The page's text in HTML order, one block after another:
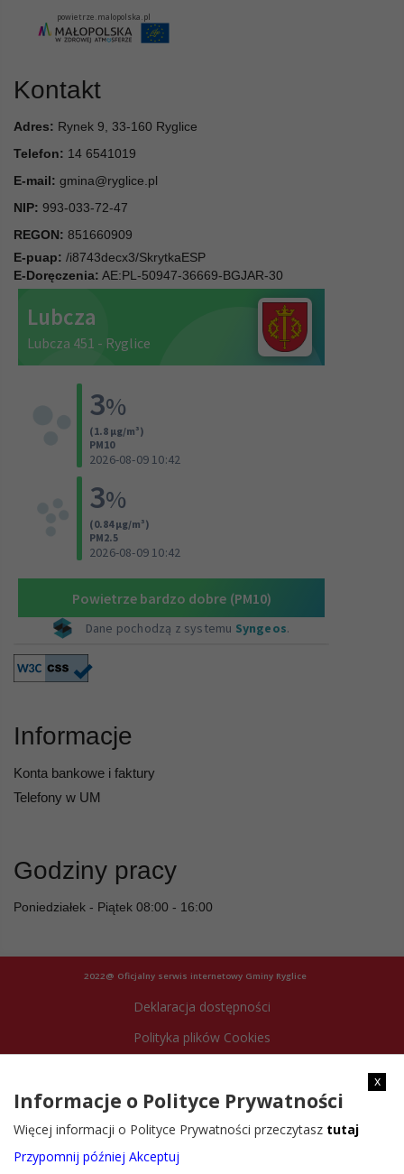
Kontakt
Adres: Rynek 9, 33-160 Ryglice
Telefon: 14 6541019
E-mail: gmina@ryglice.pl
NIP: 993-033-72-47
REGON: 851660909
E-puap: /i8743decx3/SkrytkaESP
E-Doręczenia: AE:PL-50947-36669-BGJAR-30
Informacje
Konta bankowe i faktury
Telefony w UM
Godziny pracy
Poniedziałek - Piątek 08:00 - 16:00
2022@ Oficjalny serwis internetowy Gminy Ryglice
Deklaracja dostępności
Polityka plików Cookies
x
Informacje o Polityce Prywatności
Więcej informacji o Polityce Prywatności przeczytasz tutaj
Przypomnij później Akceptuj